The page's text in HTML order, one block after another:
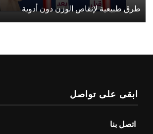
طرق طبيعية لإنقاص الوزن دون أدوية
ابقى على تواصل
اتصل بنا